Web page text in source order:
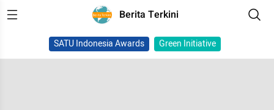
Berita Terkini
SATU Indonesia Awards Green Initiative